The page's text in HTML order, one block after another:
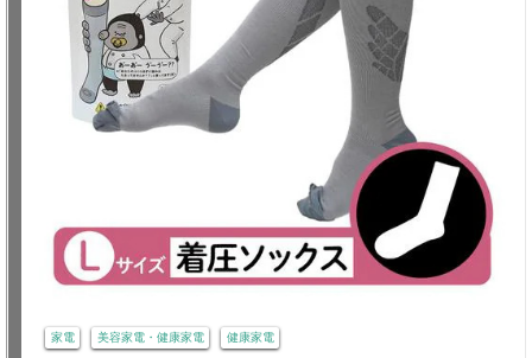
家電 美容家電・健康家電 健康家電